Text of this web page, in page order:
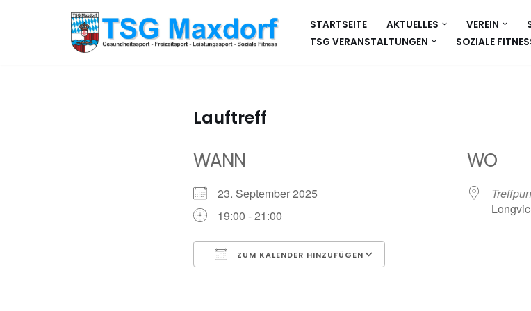
STARTSEITE AKTUELLES VEREIN
TSG VERANSTALTUNGEN
SOZIALE
Lauftreff
WANN
23. September 2025
19:00 - 21:00
ZUM KALENDER HINZUFÜGEN
WO